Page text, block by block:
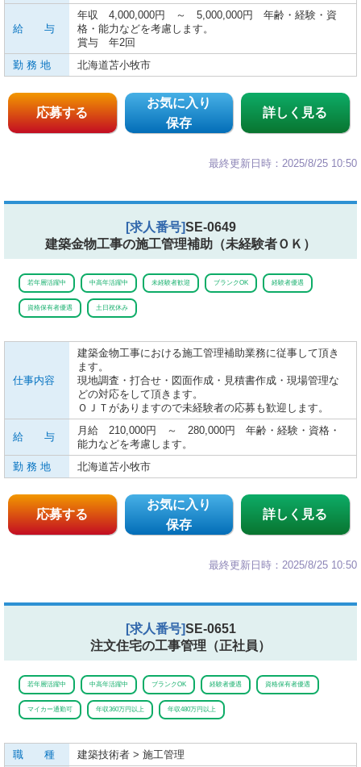
給 与
年収 4,000,000円 ～ 5,000,000円 年齢・経験・資
格・能力などを考慮します。
賞与 年2回
勤 務 地
北海道苫小牧市
応募する
お気に入り
保存
詳しく見る
最終更新日時：2025/8/25 10:50
[求人番号]SE-0649
建築金物工事の施工管理補助（未経験者ＯＫ）
若年層活躍中 中高年活躍中 未経験者歓迎 ブランクOK 経験者優遇
資格保有者優遇 土日祝休み
仕事内容
建築金物工事における施工管理補助業務に従事して頂き
ます。
現地調査・打合せ・図面作成・見積書作成・現場管理な
どの対応をして頂きます。
ＯＪＴがありますので未経験者の応募も歓迎します。
給 与
月給 210,000円 ～ 280,000円 年齢・経験・資格・
能力などを考慮します。
勤 務 地
北海道苫小牧市
応募する
お気に入り
保存
詳しく見る
最終更新日時：2025/8/25 10:50
[求人番号]SE-0651
注文住宅の工事管理（正社員）
若年層活躍中 中高年活躍中 ブランクOK 経験者優遇 資格保有者優遇
マイカー通勤可 年収360万円以上 年収480万円以上
職 種 建築技術者 > 施工管理